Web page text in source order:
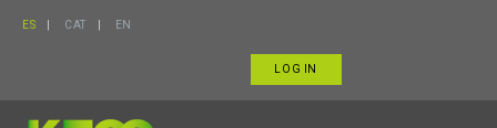
ES CAT EN
LOG IN